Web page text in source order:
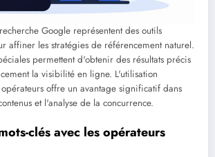
Google représentent des outils
affiner les stratégies de référencement naturel.
permettent d'obtenir des résultats précis
la visibilité en ligne. L'utilisation
offre un avantage significatif dans
et l'analyse de la concurrence.
clés avec les opérateurs